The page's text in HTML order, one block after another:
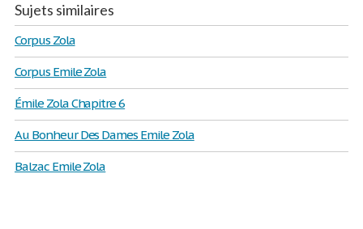
Sujets similaires
Corpus Zola
Corpus Emile Zola
Émile Zola Chapitre 6
Au Bonheur Des Dames Emile Zola
Balzac Emile Zola